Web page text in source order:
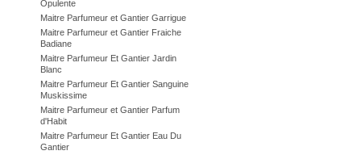
Opulente
Maitre Parfumeur et Gantier Garrigue
Maitre Parfumeur et Gantier Fraiche
Badiane
Maitre Parfumeur Et Gantier Jardin
Blanc
Maitre Parfumeur Et Gantier Sanguine
Muskissime
Maitre Parfumeur et Gantier Parfum
d'Habit
Maitre Parfumeur Et Gantier Eau Du
Gantier